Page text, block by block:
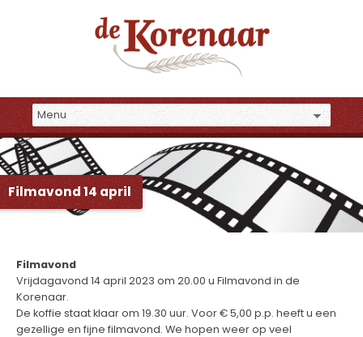
Filmavond 14 april
Filmavond
Vrijdagavond 14 april 2023 om 20.00 u Filmavond in de
Korenaar.
De koffie staat klaar om 19.30 uur. Voor € 5,00 p.p. heeft u een
gezellige en fijne filmavond. We hopen weer op veel